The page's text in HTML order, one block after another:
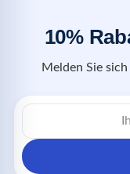
10%
Melden Sie